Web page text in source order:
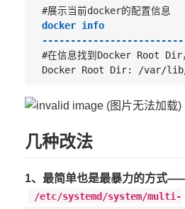
docker info
#在信息找到Docker Root Dir
几种改法
1、最简单也是最暴力的方式
/etc/systemd/system/multi-